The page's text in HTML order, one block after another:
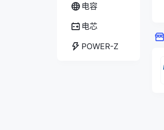
电容
电芯
POWER-Z